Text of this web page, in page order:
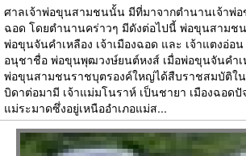
ศาลเจ้าพ่อขุนสามชนนั้น มีที่มาจากตำนานเจ้าพ่อ
ฉอด โดยตำนานคร่าวๆ มีดังต่อไปนี้ พ่อขุนสามช
พ่อขุนจันคำเหลือง เจ้าเมืองฉอด และ เจ้าแตงอ่อ
อนุชาชื่อ พ่อขุนพุฒวงษ์ยนต์หงส์ เมื่อพ่อขุนจันคำเ
พ่อขุนสามชนราชบุตรองค์ใหญ่ได้สืบราชสมบัติใ
บิดาต่อมามี เจ้าแม่มโนราห์ เป็นชายา เมืองฉอดปั
แม่ระมาดซึ่งอยู่เหนืออำเภอแม่ส...